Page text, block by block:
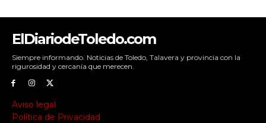
ElDiariodeToledo.com
Siempre informando. Noticias de Toledo, Talavera y provincia con la
rigurosidad y cercanía que merecen.
Aviso legal
Política de Privacidad